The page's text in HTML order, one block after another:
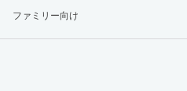
ファミリー向け